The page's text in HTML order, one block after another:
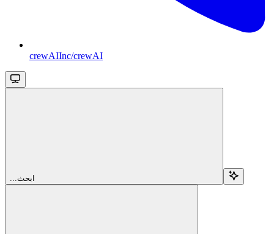
crewAIInc/crewAI
...ابحث